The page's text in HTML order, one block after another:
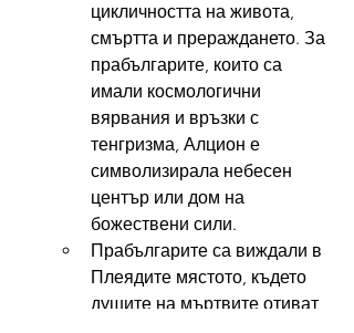
цикличността на живота,
смъртта и прераждането. За
прабългарите, които са
имали космологични
вярвания и връзки с
тенгризма, Алцион е
символизирала небесен
център или дом на
божествени сили.
Прабългарите са виждали в
Плеядите мястото, където
душите на мъртвите отиват